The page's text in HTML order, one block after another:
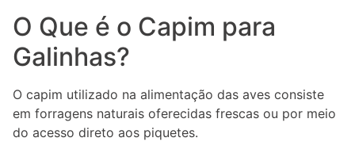
O Que é o Capim para
Galinhas?
O capim utilizado na alimentação das aves consiste
em forragens naturais oferecidas frescas ou por meio
do acesso direto aos piquetes.